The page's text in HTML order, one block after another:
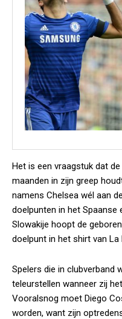
Het is een vraagstuk dat
maanden in zijn greep
namens Chelsea wél aan
doelpunten in het
Slowakije hoopt de
doelpunt in het shirt van La
Spelers die in clubverband
teleurstellen wanneer zij
Vooralsnog moet Diego
worden, want zijn